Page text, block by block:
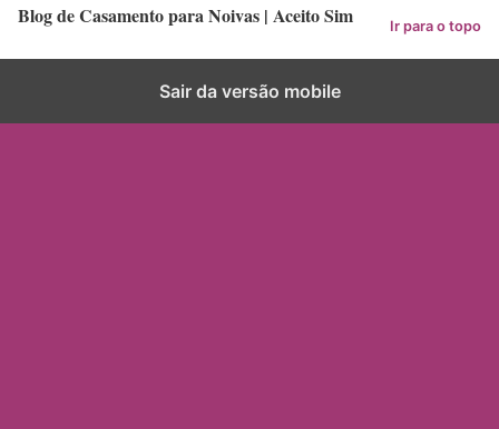
Blog de Casamento para Noivas | Aceito Sim Ir para o topo
Sair da versão mobile